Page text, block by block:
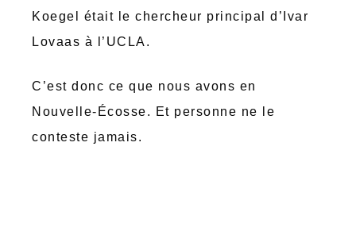
Koegel était le chercheur principal d’Ivar
Lovaas à l’UCLA.
C’est donc ce que nous avons en
Nouvelle-Écosse. Et personne ne le
conteste jamais.